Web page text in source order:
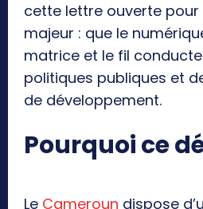
cette lettre ouverte pour
majeur : que le
matrice et le fil
politiques publiques et
de développement.
Pourquoi ce
Le Cameroun dispose